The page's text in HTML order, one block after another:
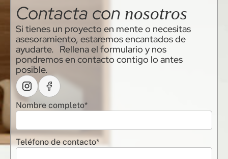
Contacta con nosotros
Si tienes un proyecto en mente o necesitas
asesoramiento, estaremos encantados de
ayudarte. Rellena el formulario y nos
pondremos en contacto contigo lo antes
posible.
Nombre completo*
Teléfono de contacto*